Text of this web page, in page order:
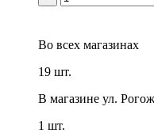
Во всех магазинах
19 шт.
В магазине ул.
1 шт.